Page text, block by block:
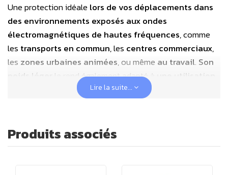
Une protection idéalelors de vos déplacements dans
des environnements exposés aux ondes
électromagnétiques de hautes fréquences, comme
les transports en commun, les centres commerciaux,
les zones urbaines animées, ou même au travail. Son
poids léger
le rend également adapté à
une utilisation
. Vous pouvez compléter l'ensemble avec
pantalon anti-ondespour protéger les membres
Letissu anti-ondes BLACK JERSEY
Lire la suite...
Produits associés